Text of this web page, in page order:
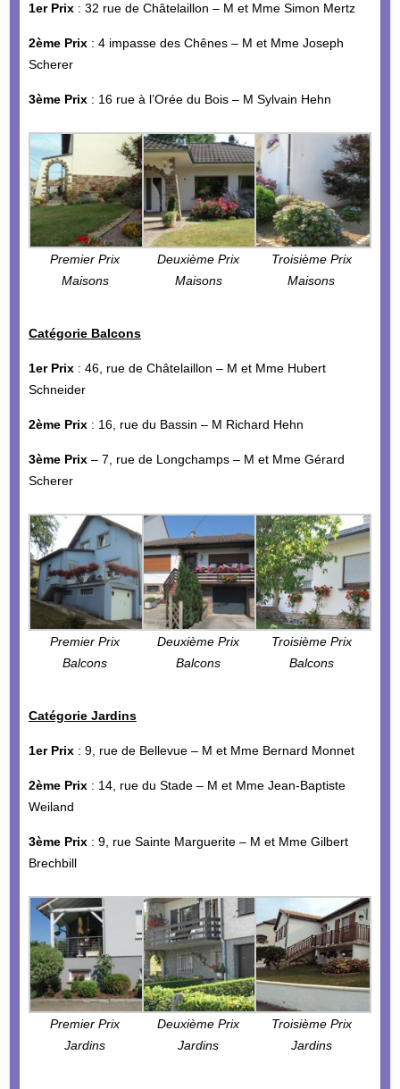
1er Prix: 32 rue de Châtelaillon – M et Mme Simon Mertz
2ème Prix: 4 impasse des Chênes – M et Mme Joseph
Scherer
3ème Prix: 16 rue à l’Orée du Bois – M Sylvain Hehn
Premier Prix
Maisons
Deuxième Prix
Maisons
Troisième Prix
Maisons
Catégorie Balcons
1er Prix: 46, rue de Châtelaillon – M et Mme Hubert
Schneider
2ème Prix: 16, rue du Bassin – M Richard Hehn
3ème Prix– 7, rue de Longchamps – M et Mme Gérard
Scherer
Premier Prix
Balcons
Deuxième Prix
Balcons
Troisième Prix
Balcons
Catégorie Jardins
1er Prix: 9, rue de Bellevue – M et Mme Bernard Monnet
2ème Prix: 14, rue du Stade – M et Mme Jean-Baptiste
Weiland
3ème Prix: 9, rue Sainte Marguerite – M et Mme Gilbert
Brechbill
Premier Prix
Jardins
Deuxième Prix
Jardins
Troisième Prix
Jardins